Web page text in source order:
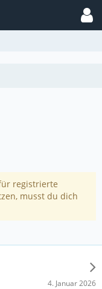
registrierte
musst du dich
4. Januar 2026